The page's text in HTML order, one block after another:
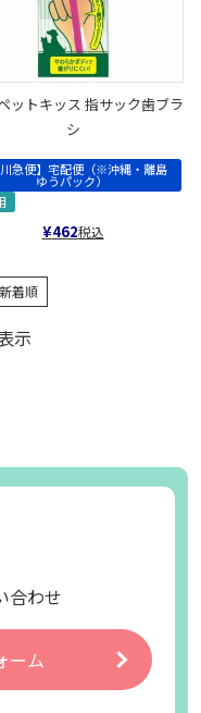
ットキッス 指サック歯ブラ
シ
川急便】宅配便（※沖縄・離島
ゆうパック）
¥462税込
新着順
示
合わせ
ーム